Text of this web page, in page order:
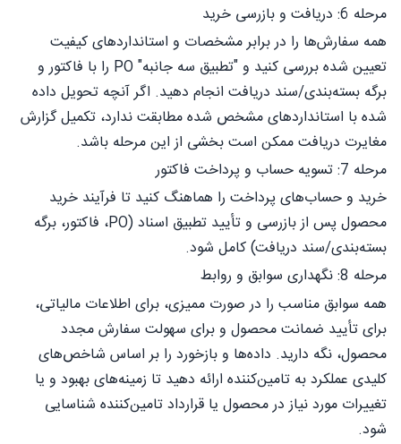
مرحله 6: دریافت و بازرسی خرید
همه سفارش‌ها را در برابر مشخصات و استانداردهای کیفیت
تعیین شده بررسی کنید و "تطبیق سه جانبه" PO را با فاکتور و
برگه بسته‌بندی/سند دریافت انجام دهید. اگر آنچه تحویل داده
شده با استانداردهای مشخص شده مطابقت ندارد، تکمیل گزارش
مغایرت دریافت ممکن است بخشی از این مرحله باشد.
مرحله 7: تسویه حساب و پرداخت فاکتور
خرید و حساب‌های پرداخت را هماهنگ کنید تا فرآیند خرید
محصول پس از بازرسی و تأیید تطبیق اسناد (PO، فاکتور، برگه
بسته‌بندی/سند دریافت) کامل شود.
مرحله 8: نگهداری سوابق و روابط
همه سوابق مناسب را در صورت ممیزی، برای اطلاعات مالیاتی،
برای تأیید ضمانت محصول و برای سهولت سفارش مجدد
محصول، نگه دارید. داده‌ها و بازخورد را بر اساس شاخص‌های
کلیدی عملکرد به تامین‌کننده ارائه دهید تا زمینه‌های بهبود و یا
تغییرات مورد نیاز در محصول یا قرارداد تامین‌کننده شناسایی
شود.